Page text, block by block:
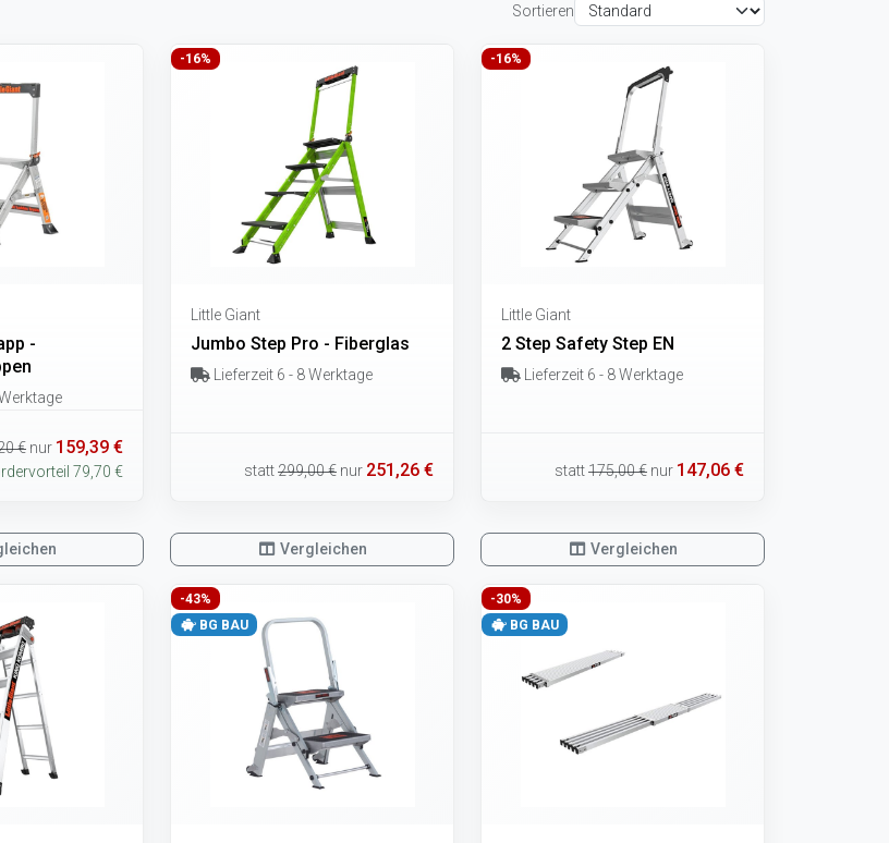
Sortieren
-
€ nur 159,39 €
79,70 €
-16%
Little Giant
Jumbo Step Pro - Fiberglas
Lieferzeit 6 - 8 Werktage
statt299,00 € nur 251,26 €
Vergleichen
-16%
Little Giant
2 Step Safety Step EN
Lieferzeit 6 - 8 Werktage
statt175,00 € nur 147,06 €
Vergleichen
-43%
BG BAU
-30%
BG BAU